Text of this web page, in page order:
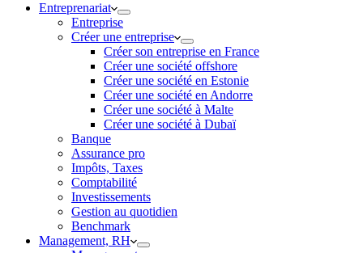
Entreprenariat
Entreprise
Créer une entreprise
Créer son entreprise en France
Créer une société offshore
Créer une société en Estonie
Créer une société en Andorre
Créer une société à Malte
Créer une société à Dubaï
Banque
Assurance pro
Impôts, Taxes
Comptabilité
Investissements
Gestion au quotidien
Benchmark
Management, RH